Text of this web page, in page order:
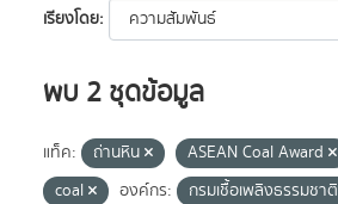
เรียงโดย
พบ 2 ชุดข้อมูล
แท็ค: ถ่านหิน ASEAN Coal Award
coal
องค์กร: กรมเชื้อเพลิงธรรมชาติ